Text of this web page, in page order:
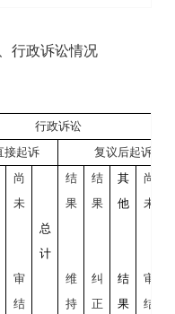
行政诉讼情况
行政诉讼
接起诉
复议后起诉
尚
未
审
结
总
计
结
果
维
持
结
果
纠
正
其
他
结
果
尚
未
审
结